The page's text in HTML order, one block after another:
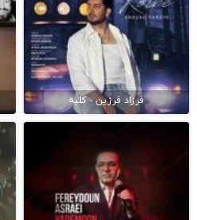
فرزاد فرزین - کلبه